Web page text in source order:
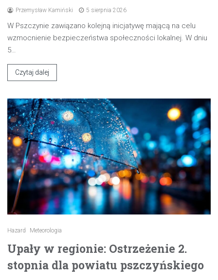
Przemysław Kamiński 5 sierpnia 2026
W Pszczynie zawiązano kolejną inicjatywę mającą na celu
wzmocnienie bezpieczeństwa społeczności lokalnej. W dniu
5…
Czytaj dalej
Hazard Meteorologia
Upały w regionie: Ostrzeżenie 2.
stopnia dla powiatu pszczyńskiego